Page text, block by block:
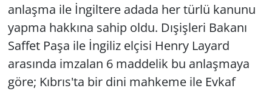
anlaşma ile İngiltere adada her türlü kanunu
yapma hakkına sahip oldu. Dışişleri Bakanı
Saffet Paşa ile İngiliz elçisi Henry Layard
arasında imzalan 6 maddelik bu anlaşmaya
göre; Kıbrıs'ta bir dini mahkeme ile Evkaf